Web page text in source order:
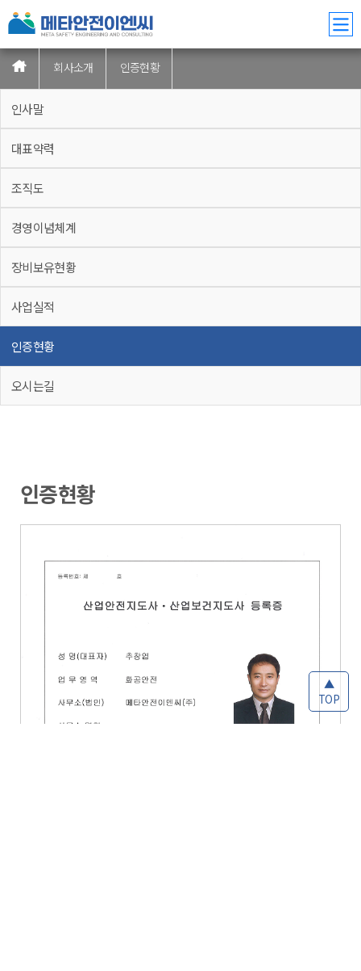
▲
TOP
인사말
대표약력
조직도
경영이념체계
장비보유현황
사업실적
인증현황
오시는길
회사소개 인증현황
인증현황